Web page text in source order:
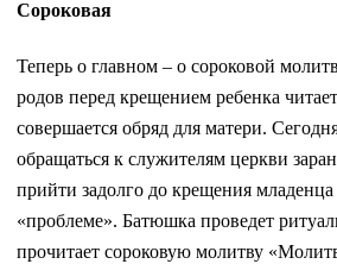
Сороковая
Теперь о главном – о сороковой
родов перед крещением ребенка
совершается обряд для матери.
обращаться к служителям церкви
прийти задолго до крещения младенца
«проблеме». Батюшка проведет
прочитает сороковую молитву